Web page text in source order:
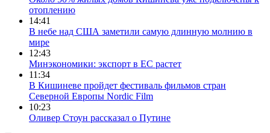
отоплению
14:41
В небе над США заметили самую длинную молнию в
мире
12:43
Минэкономики: экспорт в ЕС растет
11:34
В Кишиневе пройдет фестиваль фильмов стран
Северной Европы Nordic Film
10:23
Оливер Стоун рассказал о Путине